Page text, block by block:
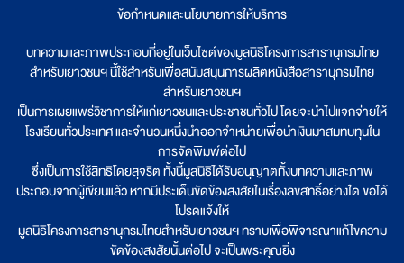
ข้อกำหนดและนโยบายการให้บริการ
บทความและภาพประกอบที่อยู่ในเว็บไซต์ของมูลนิธิโครงการสารานุกรมไทย
สำหรับเยาวชนฯ นี้ใช้สำหรับเพื่อสนับสนุนการผลิตหนังสือสารานุกรมไทย
สำหรับเยาวชนฯ
เป็นการเผยแพร่วิชาการให้แก่เยาวชนและประชาชนทั่วไป โดยจะนำไปแจกจ่ายให้
โรงเรียนทั่วประเทศ และจำนวนหนึ่งนำออกจำหน่ายเพื่อนำเงินมาสมทบทุนใน
การจัดพิมพ์ต่อไป
ซึ่งเป็นการใช้สิทธิโดยสุจริต ทั้งนี้มูลนิธิได้รับอนุญาตทั้งบทความและภาพ
ประกอบจากผู้เขียนแล้ว หากมีประเด็นขัดข้องสงสัยในเรื่องลิขสิทธิ์อย่างใด ขอได้
โปรดแจ้งให้
มูลนิธิโครงการสารานุกรมไทยสำหรับเยาวชนฯ ทราบเพื่อพิจารณาแก้ไขความ
ขัดข้องสงสัยนั้นต่อไป จะเป็นพระคุณยิ่ง